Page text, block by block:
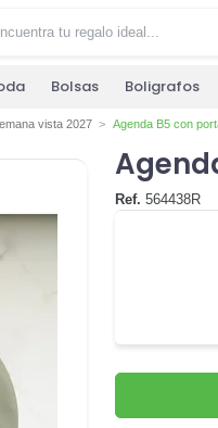
Bolsas Boligrafos
vista 2027 Agenda B5 con
Ref. 564438R